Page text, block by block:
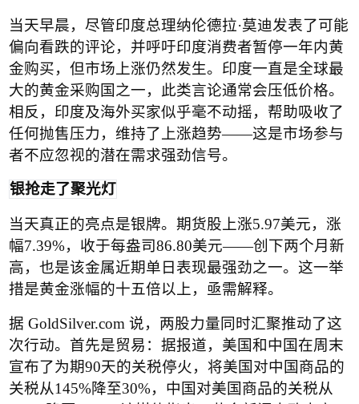
当天早晨，尽管印度总理纳伦德拉·莫迪发表了可能
偏向看跌的评论，并呼吁印度消费者暂停一年内黄
金购买，但市场上涨仍然发生。印度一直是全球最
大的黄金采购国之一，此类言论通常会压低价格。
相反，印度及海外买家似乎毫不动摇，帮助吸收了
任何抛售压力，维持了上涨趋势——这是市场参与
者不应忽视的潜在需求强劲信号。
银抢走了聚光灯
当天真正的亮点是银牌。期货股上涨5.97美元，涨
幅7.39%，收于每盎司86.80美元——创下两个月新
高，也是该金属近期单日表现最强劲之一。这一举
措是黄金涨幅的十五倍以上，亟需解释。
据 GoldSilver.com 说，两股力量同时汇聚推动了这
次行动。首先是贸易：据报道，美国和中国在周末
宣布了为期90天的关税停火，将美国对中国商品的
关税从145%降至30%，中国对美国商品的关税从